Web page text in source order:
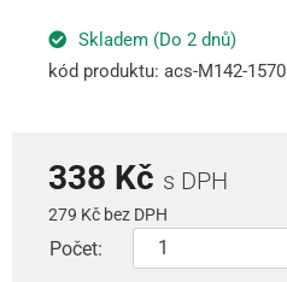
Skladem (Do 2 dnů)
kód produktu: acs-M142-1570
338 Kč s DPH
279 Kč bez DPH
Počet: